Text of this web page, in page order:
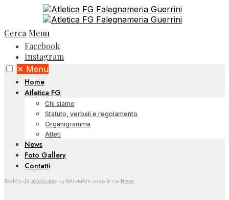
Cerca Menu
Facebook
Instagram
✕ Menu
Home
Atletica FG
Chi siamo
Statuto, verbali e regolamento
Organigramma
Atleti
News
Foto Gallery
Contatti
Scritto da atleticafg• 14 Settembre 2023• 8:23• News